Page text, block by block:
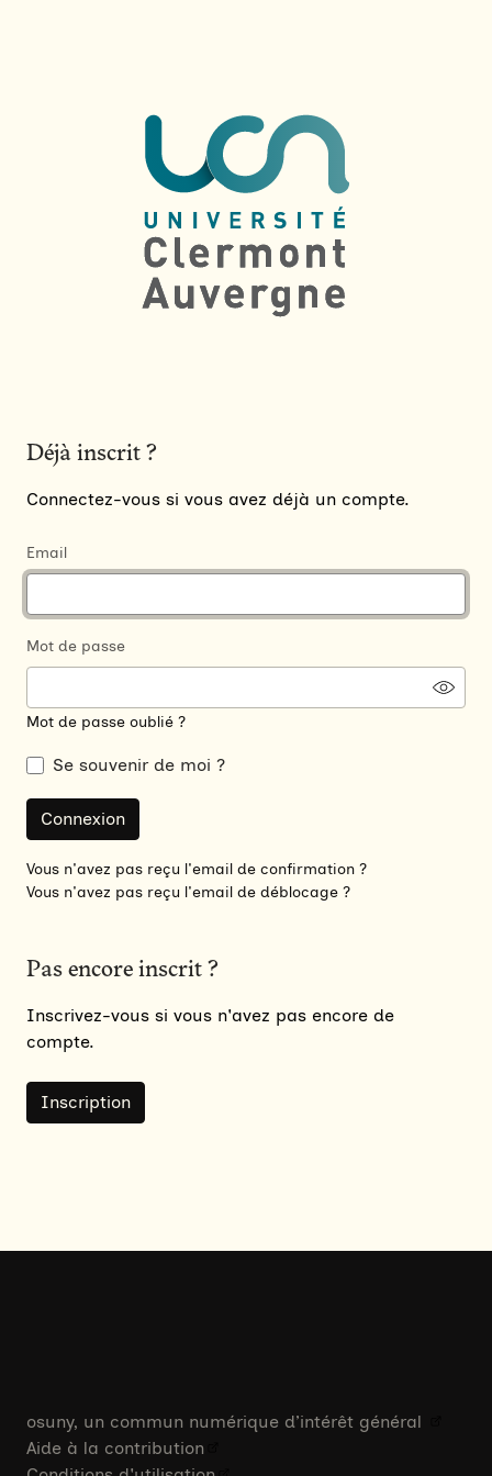
Déjà inscrit ?
Connectez-vous si vous avez déjà un compte.
If you
are a
this
Email
Mot de passe
Mot de passe oublié ?
Se souvenir de moi ?
Vous n'avez pas reçu l'email de confirmation ?
Vous n'avez pas reçu l'email de déblocage ?
Pas encore inscrit ?
Inscrivez-vous si vous n'avez pas encore de
compte.
Inscription
osuny, un commun numérique d’intérêt général
Aide à la contribution